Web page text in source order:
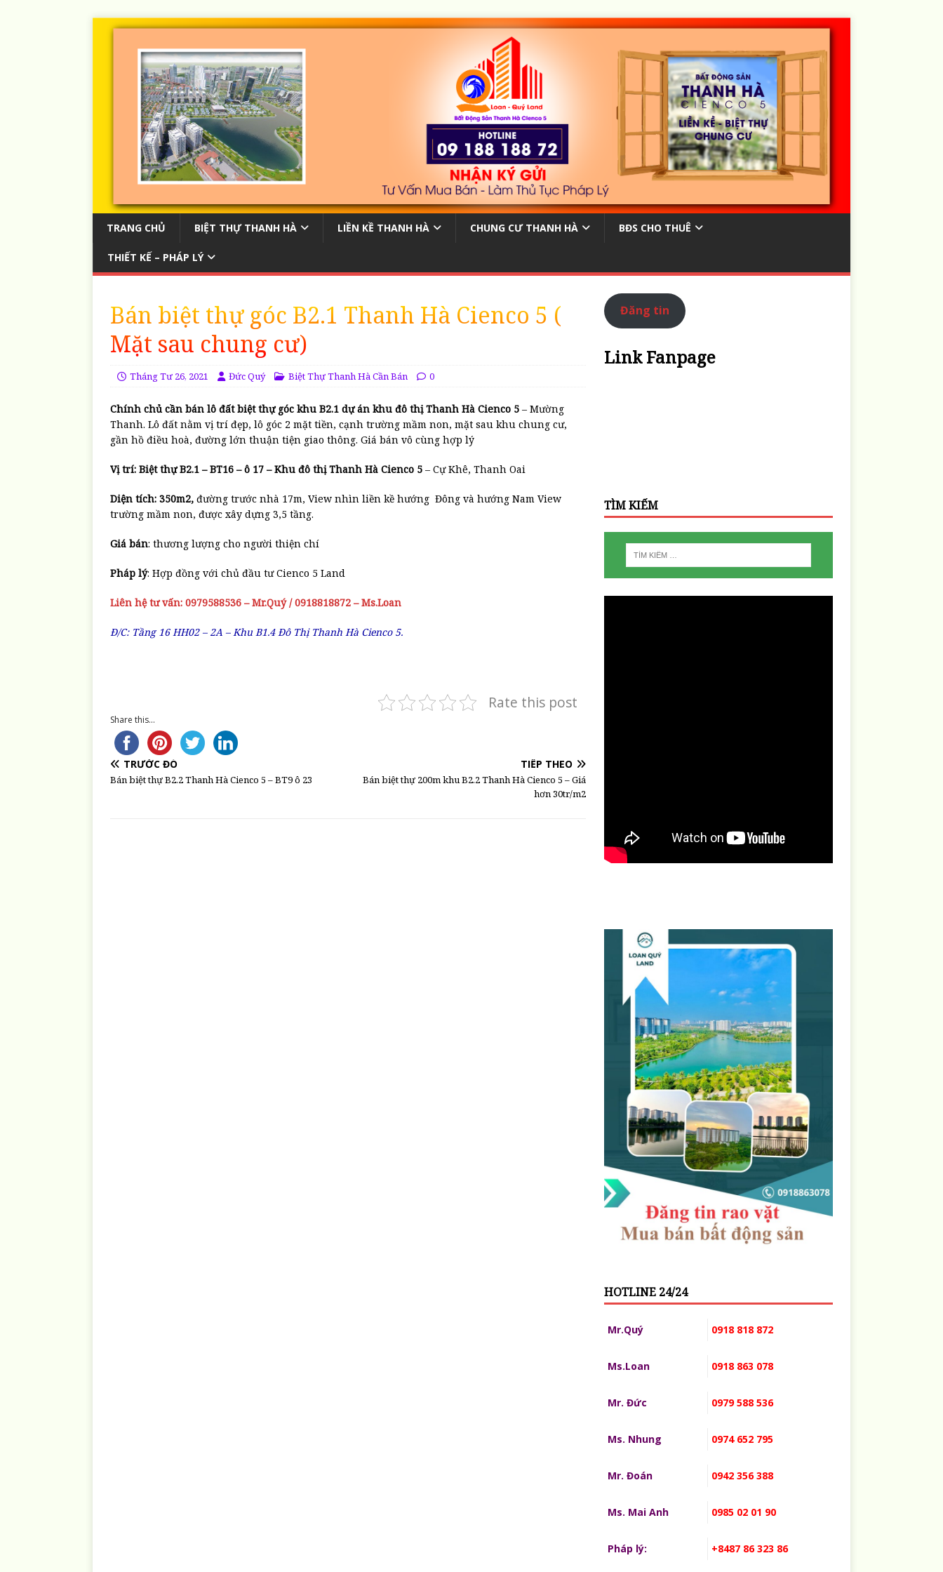
TRANG CHỦ BIỆT THỰ THANH HÀ LIỀN KỀ THANH HÀ CHUNG CƯ THANH HÀ BĐS CHO THUÊ
THIẾT KẾ – PHÁP LÝ
Bán biệt thự góc B2.1 Thanh Hà Cienco 5 (
Mặt sau chung cư)
Tháng Tư 26, 2021 Đức Quý Biệt Thự Thanh Hà Cần Bán 0
Chính chủ cần bán lô đất biệt thự góc khu B2.1 dự án khu đô thị Thanh Hà Cienco 5 – Mường
Thanh. Lô đất nằm vị trí đẹp, lô góc 2 mặt tiền, cạnh trường mầm non, mặt sau khu chung cư,
gần hồ điều hoà, đường lớn thuận tiện giao thông. Giá bán vô cùng hợp lý
Vị trí: Biệt thự B2.1 – BT16 – ô 17 – Khu đô thị Thanh Hà Cienco 5 – Cự Khê, Thanh Oai
Diện tích: 350m2, đường trước nhà 17m, View nhìn liền kề hướng Đông và hướng Nam View
trường mầm non, được xây dựng 3,5 tầng.
Giá bán: thương lượng cho người thiện chí
Pháp lý: Hợp đồng với chủ đầu tư Cienco 5 Land
Liên hệ tư vấn: 0979588536 – Mr.Quý / 0918818872 – Ms.Loan
Đ/C: Tầng 16 HH02 – 2A – Khu B1.4 Đô Thị Thanh Hà Cienco 5.
Rate this post
Share this...
TRƯỚC ĐÓ
Bán biệt thự B2.2 Thanh Hà Cienco 5 – BT9 ô 23
TIẾP THEO
Bán biệt thự 200m khu B2.2 Thanh Hà Cienco 5 – Giá
hơn 30tr/m2
Đăng tin
Link Fanpage
TÌM KIẾM
HOTLINE 24/24
Mr.Quý 0918 818 872
Ms.Loan 0918 863 078
Mr. Đức 0979 588 536
Ms. Nhung 0974 652 795
Mr. Đoán 0942 356 388
Ms. Mai Anh 0985 02 01 90
Pháp lý: +8487 86 323 86